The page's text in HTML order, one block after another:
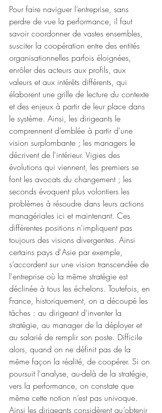
Pour faire naviguer l’entreprise, sans
perdre de vue la performance, il faut
savoir coordonner de vastes ensembles,
susciter la coopération entre des entités
organisationnelles parfois éloignées,
enrôler des acteurs aux profils, aux
valeurs et aux intérêts différents, qui
élaborent une grille de lecture du contexte
et des enjeux à partir de leur place dans
le système. Ainsi, les dirigeants le
comprennent d’emblée à partir d'une
vision surplombante ; les managers le
décrivent de l'intérieur. Vigies des
évolutions qui viennent, les premiers se
font les avocats du changement ; les
seconds évoquent plus volontiers les
problèmes à résoudre dans leurs actions
managériales ici et maintenant. Ces
différentes positions n'impliquent pas
toujours des visions divergentes. Ainsi
certains pays d'Asie par exemple,
s’accordent sur une vision transcendée de
l'entreprise où la même stratégie est
déclinée à tous les échelons. Toutefois, en
France, historiquement, on a découpé les
tâches : au dirigeant d'inventer la
stratégie, au manager de la déployer et
au salarié de remplir son poste. Difficile
alors, quand on ne définit pas de la
même façon la réalité, de coopérer. Si on
poursuit l'analyse, au-delà de la stratégie,
vers la performance, on constate que
même cette notion n’est pas univoque.
Ainsi les dirigeants considèrent qu’obtenir